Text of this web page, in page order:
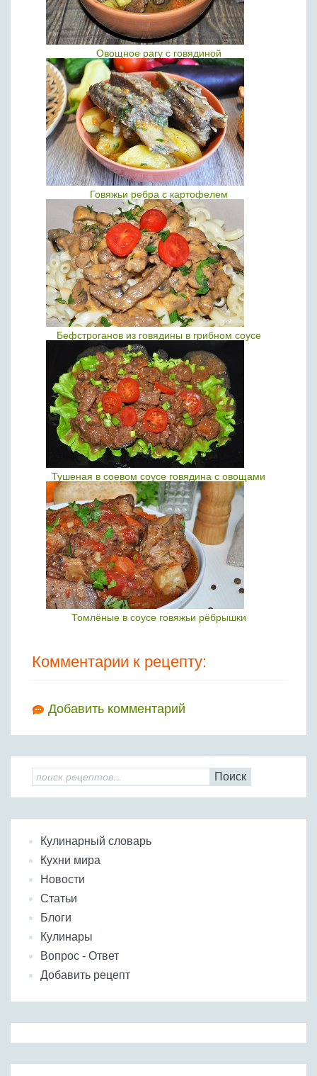
Овощное рагу с говядиной
Говяжьи ребра с картофелем
Бефстроганов из говядины в грибном соусе
Тушеная в соевом соусе говядина с овощами
Томлёные в соусе говяжьи рёбрышки
Комментарии к рецепту:
Добавить комментарий
Поиск
Кулинарный словарь
Кухни мира
Новости
Статьи
Блоги
Кулинары
Вопрос - Ответ
Добавить рецепт